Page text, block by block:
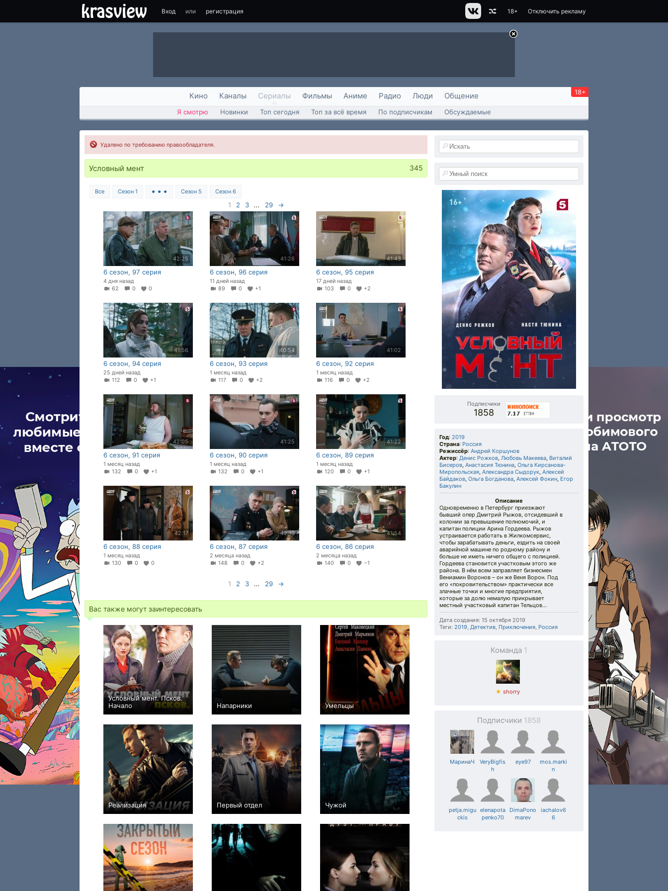
Вход или регистрация Отключить рекламу
18+
Кино Каналы Сериалы Фильмы Аниме Радио Люди Общение 18+
Я смотрю Новинки Топ сегодня Топ за всё время По подписчикам Обсуждаемые
Удалено по требованию правообладателя.
Условный мент 345
Все Сезон 1 ⚫ ⚫ ⚫ Сезон 5 Сезон 6
1 2 3 ... 29 →
42:25
6 сезон, 97 серия
4 дня назад
62
0 0
41:26
6 сезон, 96 серия
11 дней назад
89
0 +1
41:43
6 сезон, 95 серия
17 дней назад
103
0 +2
41:56
6 сезон, 94 серия
25 дней назад
112
0 +1
40:54
6 сезон, 93 серия
1 месяц назад
117
0 +2
41:02
6 сезон, 92 серия
1 месяц назад
116
0 +2
42:05
6 сезон, 91 серия
1 месяц назад
132
0 +1
41:25
6 сезон, 90 серия
1 месяц назад
132
0 +1
41:22
6 сезон, 89 серия
1 месяц назад
120
0 +1
42:17
6 сезон, 88 серия
1 месяц назад
130
0 0
42:10
6 сезон, 87 серия
2 месяца назад
148
0 +2
41:54
6 сезон, 86 серия
2 месяца назад
140
0 −1
1 2 3 ... 29 →
Вас также могут заинтересовать
Условный мент. Псков.
Начало
+5 4 299
Напарники
−8 4 86
Умельцы
−1 16 127
Реализация
+135 48 1772
Первый отдел
+983 114 6307
Чужой
+89 16 981
Подписчики
1858
Год: 2019
Страна: Россия
Режиссёр: Андрей Коршунов
Актер: Денис Рожков, Любовь Макеева, Виталий
Бисеров, Анастасия Тюнина, Ольга Кирсанова-
Миропольская, Александра Сыдорук, Алексей
Байдаков, Ольга Богданова, Алексей Фокин, Егор
Бакулин
Описание
Одновременно в Петербург приезжают
бывший опер Дмитрий Рыжов, отсидевший в
колонии за превышение полномочий, и
капитан полиции Арина Гордеева. Рыжов
устраивается работать в Жилкомсервис,
чтобы зарабатывать деньги, ездить на своей
аварийной машине по родному району и
больше не иметь ничего общего с полицией.
Гордеева становится участковым этого же
района. В нём всем заправляет бизнесмен
Вениамин Воронов – он же Веня Ворон. Под
его «покровительством» практически все
злачные точки и многие предприятия,
которые за долю немалую прикрывает
местный участковый капитан Тельцов...
Дата создания: 15 октября 2019
Теги: 2019, Детектив, Приключения, Россия
Команда 1
★ shorry
Подписчики 1858
МаринаЧ
VeryBigfis
h
eye97
mos.marki
n
petja.migu
ckis
elenapota
penko70
DimaPono
marev
iachalov6
6